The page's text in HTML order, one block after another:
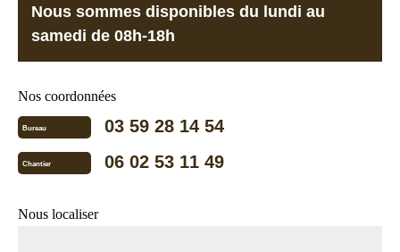
Nous sommes disponibles du lundi au
samedi de 08h-18h
Nos coordonnées
Bureau 03 59 28 14 54
Chantier 06 02 53 11 49
Nous localiser